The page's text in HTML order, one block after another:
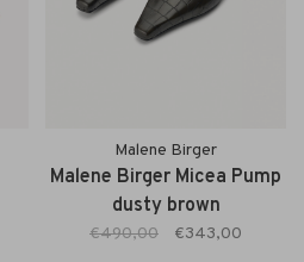
Malene Birger
Malene Birger Micea Pump
dusty brown
€490,00 €343,00